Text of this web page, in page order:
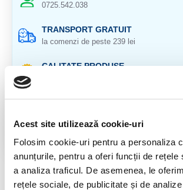
Acest site utilizează cookie-uri
Folosim cookie-uri pentru a personaliza
anunțurile, pentru a oferi funcții de rețele
a analiza traficul. De asemenea, le
rețele sociale, de publicitate și de
0725.542.038
TRANSPORT GRATUIT
la comenzi de peste 239 lei
CALITATE PRODUSE
RETURNARE PRODUSE
GARANTIE PRODUSE
pentru toate produsele
DESCRIERE PRODUS